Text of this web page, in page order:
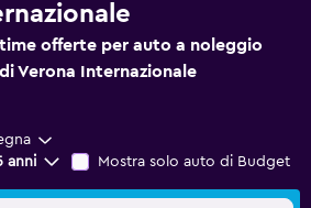
offerte per auto a noleggio
Verona Internazionale
anni Mostra solo auto di Budget